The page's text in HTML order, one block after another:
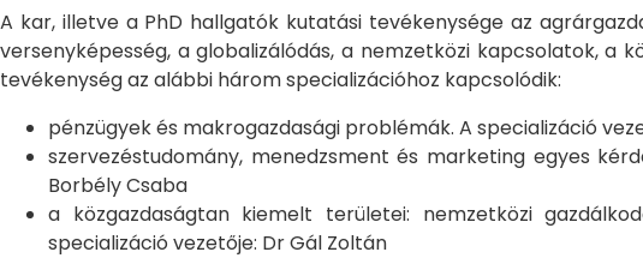
A kar, illetve a PhD hallgatók kutatási tevékenysége az
versenyképesség, a globalizálódás, a nemzetközi kapcsolatok, a
tevékenység az alábbi három specializációhoz kapcsolódik:
pénzügyek és makrogazdasági problémák. A specializáció
szervezéstudomány, menedzsment és marketing egyes
Borbély Csaba
a közgazdaságtan kiemelt területei: nemzetközi
specializáció vezetője: Dr Gál Zoltán